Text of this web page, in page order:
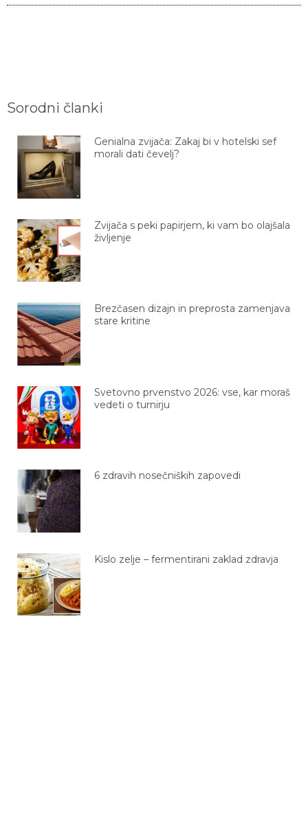
Sorodni članki
Genialna zvijača: Zakaj bi v hotelski sef
morali dati čevelj?
Zvijača s peki papirjem, ki vam bo olajšala
življenje
Brezčasen dizajn in preprosta zamenjava
stare kritine
Svetovno prvenstvo 2026: vse, kar moraš
vedeti o turnirju
6 zdravih nosečniških zapovedi
Kislo zelje – fermentirani zaklad zdravja